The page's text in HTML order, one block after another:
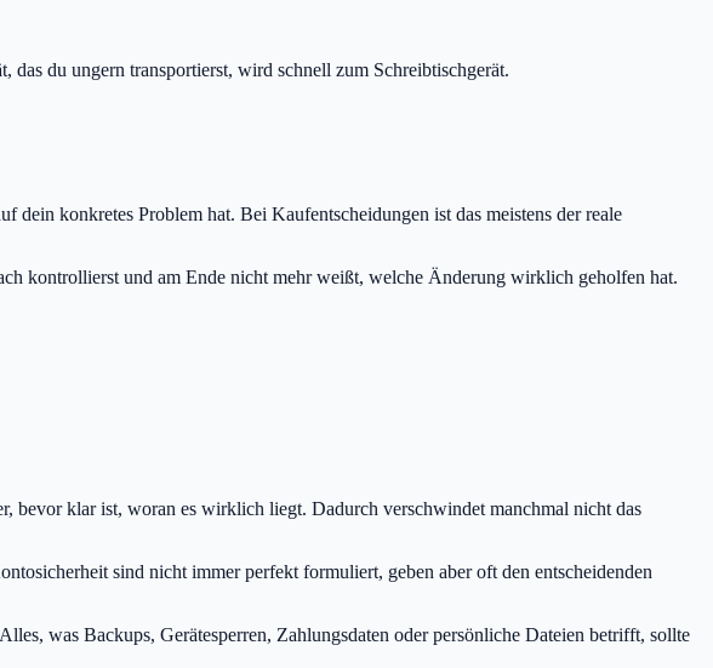
du ungern transportierst, wird schnell zum Schreibtischgerät.
konkretes Problem hat. Bei Kaufentscheidungen ist das meistens der reale
kontrollierst und am Ende nicht mehr weißt, welche Änderung wirklich geholfen hat.
bevor klar ist, woran es wirklich liegt. Dadurch verschwindet manchmal nicht das
sind nicht immer perfekt formuliert, geben aber oft den entscheidenden
was Backups, Gerätesperren, Zahlungsdaten oder persönliche Dateien betrifft, sollte